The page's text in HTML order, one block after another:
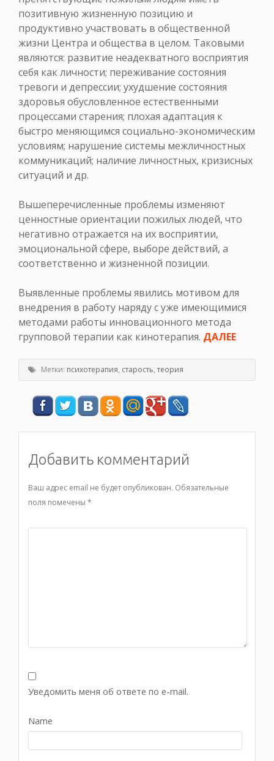
позитивную жизненную позицию и
продуктивно участвовать в общественной
жизни Центра и общества в целом. Таковыми
являются: развитие неадекватного восприятия
себя как личности; переживание состояния
тревоги и депрессии; ухудшение состояния
здоровья обусловленное естественными
процессами старения; плохая адаптация к
быстро меняющимся социально-экономическим
условиям; нарушение системы межличностных
коммуникаций; наличие личностных, кризисных
ситуаций и др.
Вышеперечисленные проблемы изменяют
ценностные ориентации пожилых людей, что
негативно отражается на их восприятии,
эмоциональной сфере, выборе действий, а
соответственно и жизненной позиции.
Выявленные проблемы явились мотивом для
внедрения в работу наряду с уже имеющимися
методами работы инновационного метода
групповой терапии как кинотерапия. ДАЛЕЕ
Метки: психотерапия, старость,теория
Добавить комментарий
Ваш адрес email не будет опубликован. Обязательные
поля помечены *
Уведомить меня об ответе по e-mail.
Name